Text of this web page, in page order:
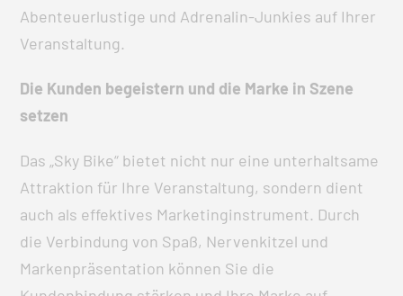
Abenteuerlustige und Adrenalin-Junkies auf Ihrer
Veranstaltung.
Die Kunden begeistern und die Marke in Szene
setzen
Das „Sky Bike“ bietet nicht nur eine unterhaltsame
Attraktion für Ihre Veranstaltung, sondern dient
auch als effektives Marketinginstrument. Durch
die Verbindung von Spaß, Nervenkitzel und
Markenpräsentation können Sie die